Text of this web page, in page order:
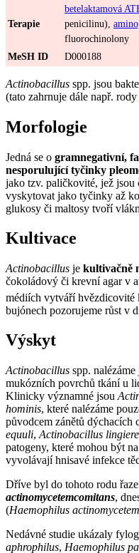
Terapie
betelaktamová
penicilinu),
fluorochinolony
MeSH ID
D000188
Actinobacillus spp. jsou
(tato zahrnuje dále např. rody
Morfologie
Jedná se o gramnegativní,
nesporulující tyčinky
jako tzv. paličkovité, jež jsou
vyskytovat jako tyčinky až
glukosy či maltosy tvoří
Kultivace
Actinobacillus je kultivačně
čokoládový či krevní agar v
médiích vytváří hvězdicovité
bujónech pozorujeme růst v
Výskyt
Actinobacillus spp. nalézáme
mukózních povrchů tkání u
Klinicky významné jsou
hominis, které nalézáme
původcem zánětů dýchacích
equuli, Actinobacillus
patogeny, které mohou být
vyvolávají hnisavé infekce
Dříve byl do tohoto rodu
actinomycetemcomitans,
(Haemophilus
Nedávné studie ukázaly
aphrophilus, Haemophilus